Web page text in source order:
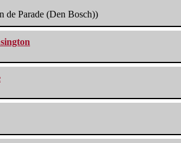
de Parade (Den Bosch))